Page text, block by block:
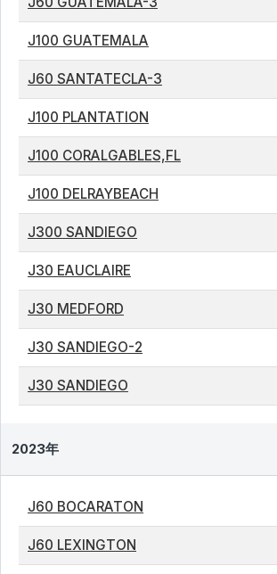
J100 GUATEMALA
J60 SANTATECLA-3
J100 PLANTATION
J100 CORALGABLES,FL
J100 DELRAYBEACH
J300 SANDIEGO
J30 EAUCLAIRE
J30 MEDFORD
J30 SANDIEGO-2
J30 SANDIEGO
2023年
J60 BOCARATON
J60 LEXINGTON